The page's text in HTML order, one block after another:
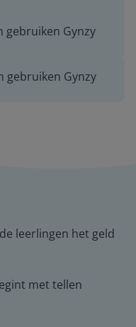
gebruiken Gynzy
gebruiken Gynzy
leerlingen het geld
met tellen